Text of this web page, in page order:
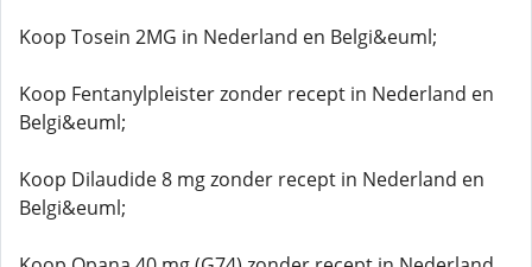
Koop Tosein 2MG in Nederland en Belgi&euml;
Koop Fentanylpleister zonder recept in Nederland en
Belgi&euml;
Koop Dilaudide 8 mg zonder recept in Nederland en
Belgi&euml;